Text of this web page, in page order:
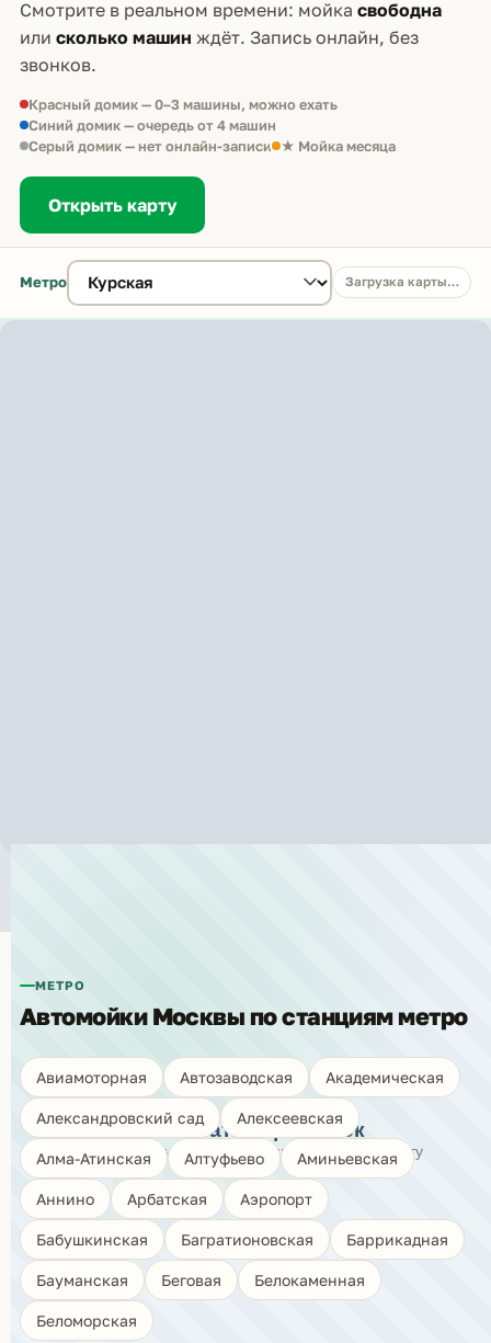
Смотрите в реальном времени: мойка свободна
или сколько машин ждёт. Запись онлайн, без
звонков.
Красный домик — 0–3 машины, можно ехать
Синий домик — очередь от 4 машин
Серый домик — нет онлайн-записи ★ Мойка месяца
Открыть карту
Метро Загрузка карты…
🗺️
Показать карту моек
Нажмите, чтобы открыть интерактивную карту
МЕТРО
Автомойки Москвы по станциям метро
Авиамоторная Автозаводская Академическая
Александровский сад Алексеевская
Алма-Атинская Алтуфьево Аминьевская
Аннино Арбатская Аэропорт
Бабушкинская Багратионовская Баррикадная
Бауманская Беговая Белокаменная
Беломорская